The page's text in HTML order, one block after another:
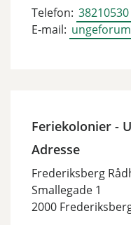
Telefon: 38210530
E-mail:
Feriekolonier -
Adresse
Frederiksberg
Smallegade 1
2000